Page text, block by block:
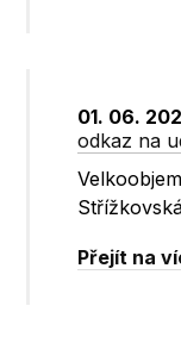
01. 06.
odkaz na
Přejít na